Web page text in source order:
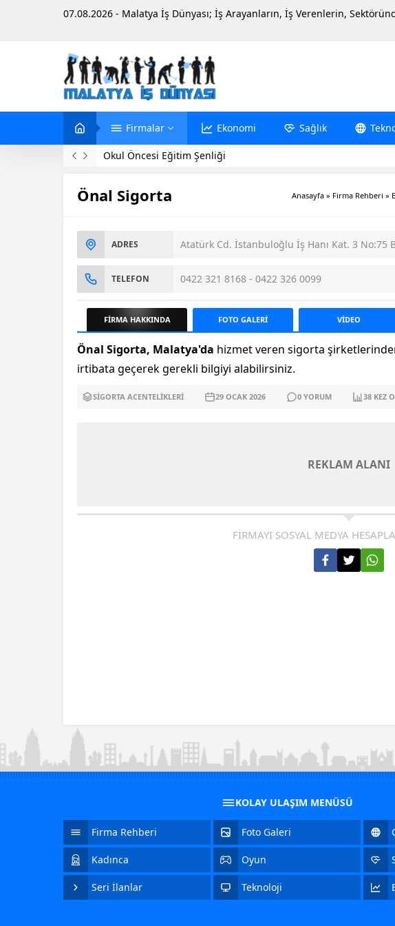
07.08.2026 - Malatya İş Dünyası; İş Arayanların, İş Verenlerin,
Firmalar Ekonomi Sağlık
Okul Öncesi Eğitim Şenliği
Önal Sigorta Anasayfa » Firma Rehberi »
ADRES Atatürk Cd. İstanbuloğlu İş Hanı Kat. 3 No:75
TELEFON 0422 321 8168 - 0422 326 0099
FİRMA HAKKINDA FOTO GALERİ VİDEO
Önal Sigorta, Malatya'da hizmet veren sigorta
irtibata geçerek gerekli bilgiyi alabilirsiniz.
SIGORTA ACENTELIKLERI 29 OCAK 2026 0 YORUM 38 KEZ
REKLAM ALANI
FİRMAYI SOSYAL MEDYA
KOLAY ULAŞIM MENÜSÜ
Firma Rehberi Foto Galeri
Kadınca Oyun
Seri İlanlar Teknoloji